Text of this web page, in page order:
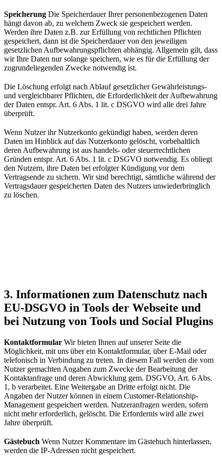
Speicherung Die Speicherdauer Ihrer personenbezogenen Daten
hängt davon ab, zu welchem Zweck sie gespeichert werden.
Werden ihre Daten z.B. zur Erfüllung von rechtlichen Pflichten
gespeichert, dann ist die Speicherdauer von den jeweiligen
gesetzlichen Aufbewahrungspflichten abhängig. Allgemein gilt, dass
wir Ihre Daten nur solange speichern, wie es für die Erfüllung der
zugrundeliegenden Zwecke notwendig ist.
Die Löschung erfolgt nach Ablauf gesetzlicher Gewährleistungs-
und vergleichbarer Pflichten, die Erforderlichkeit der Aufbewahrung
der Daten entspr. Art. 6 Abs. 1 lit. c DSGVO wird alle drei Jahre
überprüft.
Wenn Nutzer ihr Nutzerkonto gekündigt haben, werden deren
Daten im Hinblick auf das Nutzerkonto gelöscht, vorbehaltlich
deren Aufbewahrung ist aus handels- oder steuerrechtlichen
Gründen entspr. Art. 6 Abs. 1 lit. c DSGVO notwendig. Es obliegt
den Nutzern, ihre Daten bei erfolgter Kündigung vor dem
Vertragsende zu sichern. Wir sind berechtigt, sämtliche während der
Vertragsdauer gespeicherten Daten des Nutzers unwiederbringlich
zu löschen.
3. Informationen zum Datenschutz nach
EU-DSGVO in Tools der Webseite und
bei Nutzung von Tools und Social Plugins
Kontaktformular Wir bieten Ihnen auf unserer Seite die
Möglichkeit, mit uns über ein Kontaktformular, über E-Mail oder
telefonisch in Verbindung zu treten. In diesem Fall werden die vom
Nutzer gemachten Angaben zum Zwecke der Bearbeitung der
Kontaktanfrage und deren Abwicklung gem. DSGVO, Art. 6 Abs.
1, b verarbeitet. Eine Weitergabe an Dritte erfolgt nicht. Die
Angaben der Nutzer können in einem Customer-Relationship-
Management gespeichert werden. Nutzeranfragen werden, sofern
nicht mehr erforderlich, gelöscht. Die Erfordernis wird alle zwei
Jahre überprüft.
Gästebuch Wenn NutzerKommentare im Gästebuch hinterlassen,
werden die IP-Adressen nicht gespeichert.